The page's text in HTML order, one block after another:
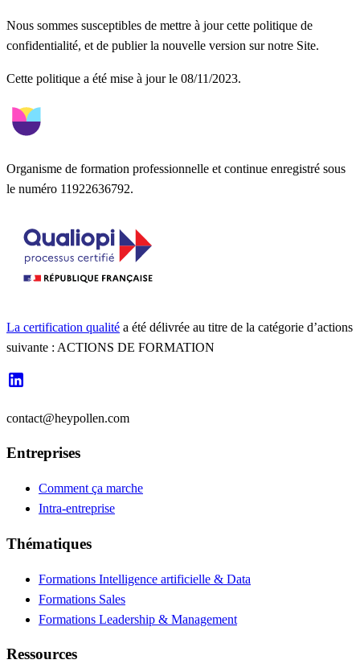
Nous sommes susceptibles de mettre à jour cette politique de
confidentialité, et de publier la nouvelle version sur notre Site.
Cette politique a été mise à jour le 08/11/2023.
Organisme de formation professionnelle et continue enregistré sous
le numéro 11922636792.
La certification qualité a été délivrée au titre de la catégorie d’actions
suivante : ACTIONS DE FORMATION
contact@heypollen.com
Entreprises
Comment ça marche
Intra-entreprise
Thématiques
Formations Intelligence artificielle & Data
Formations Sales
Formations Leadership & Management
Ressources